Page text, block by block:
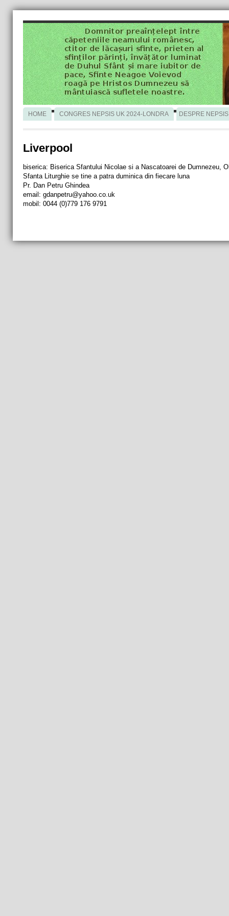
HOME CONGRES NEPSIS UK 2024-LONDRA DESPRE NEPSIS
Liverpool
biserica: Biserica Sfantului Nicolae si a Nascatoarei de Dumnezeu,
Sfanta Liturghie se tine a patra duminica din fiecare luna
Pr. Dan Petru Ghindea
email: gdanpetru@yahoo.co.uk
mobil: 0044 (0)779 176 9791